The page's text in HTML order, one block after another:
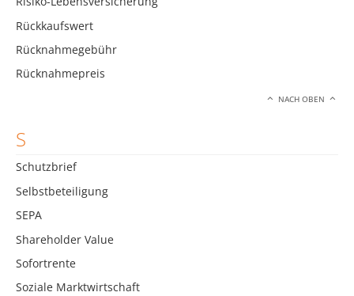
Rückkaufswert
Rücknahmegebühr
Rücknahmepreis
NACH OBEN
S
Schutzbrief
Selbstbeteiligung
SEPA
Shareholder Value
Sofortrente
Soziale Marktwirtschaft